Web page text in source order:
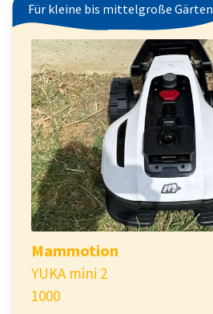
Für kleine bis mittelgroße Gärten
Mammotion
YUKA mini 2
1000